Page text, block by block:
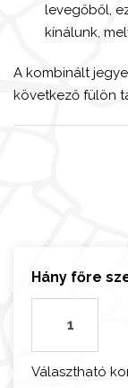
Hány főre
r
iVálasztható
levegőből,
kínálunk,
A kombinált
következő fülön